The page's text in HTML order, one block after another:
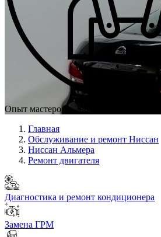
Опыт мастеров с 2009 г.
Главная
Обслуживание и ремонт Ниссан
Ниссан Альмера
Ремонт двигателя
Диагностика и ремонт кондиционера
Замена ГРМ